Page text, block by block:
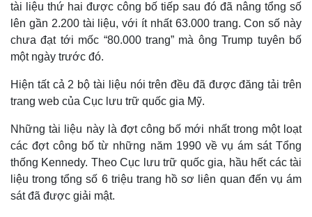
tài liệu thứ hai được công bố tiếp sau đó đã nâng tổng số
lên gần 2.200 tài liệu, với ít nhất 63.000 trang. Con số này
chưa đạt tới mốc “80.000 trang” mà ông Trump tuyên bố
một ngày trước đó.
Hiện tất cả 2 bộ tài liệu nói trên đều đã được đăng tải trên
trang web của Cục lưu trữ quốc gia Mỹ.
Những tài liệu này là đợt công bố mới nhất trong một loạt
các đợt công bố từ những năm 1990 về vụ ám sát Tổng
thống Kennedy. Theo Cục lưu trữ quốc gia, hầu hết các tài
liệu trong tổng số 6 triệu trang hồ sơ liên quan đến vụ ám
sát đã được giải mật.